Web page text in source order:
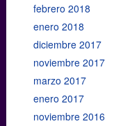
febrero 2018
enero 2018
diciembre 2017
noviembre 2017
marzo 2017
enero 2017
noviembre 2016